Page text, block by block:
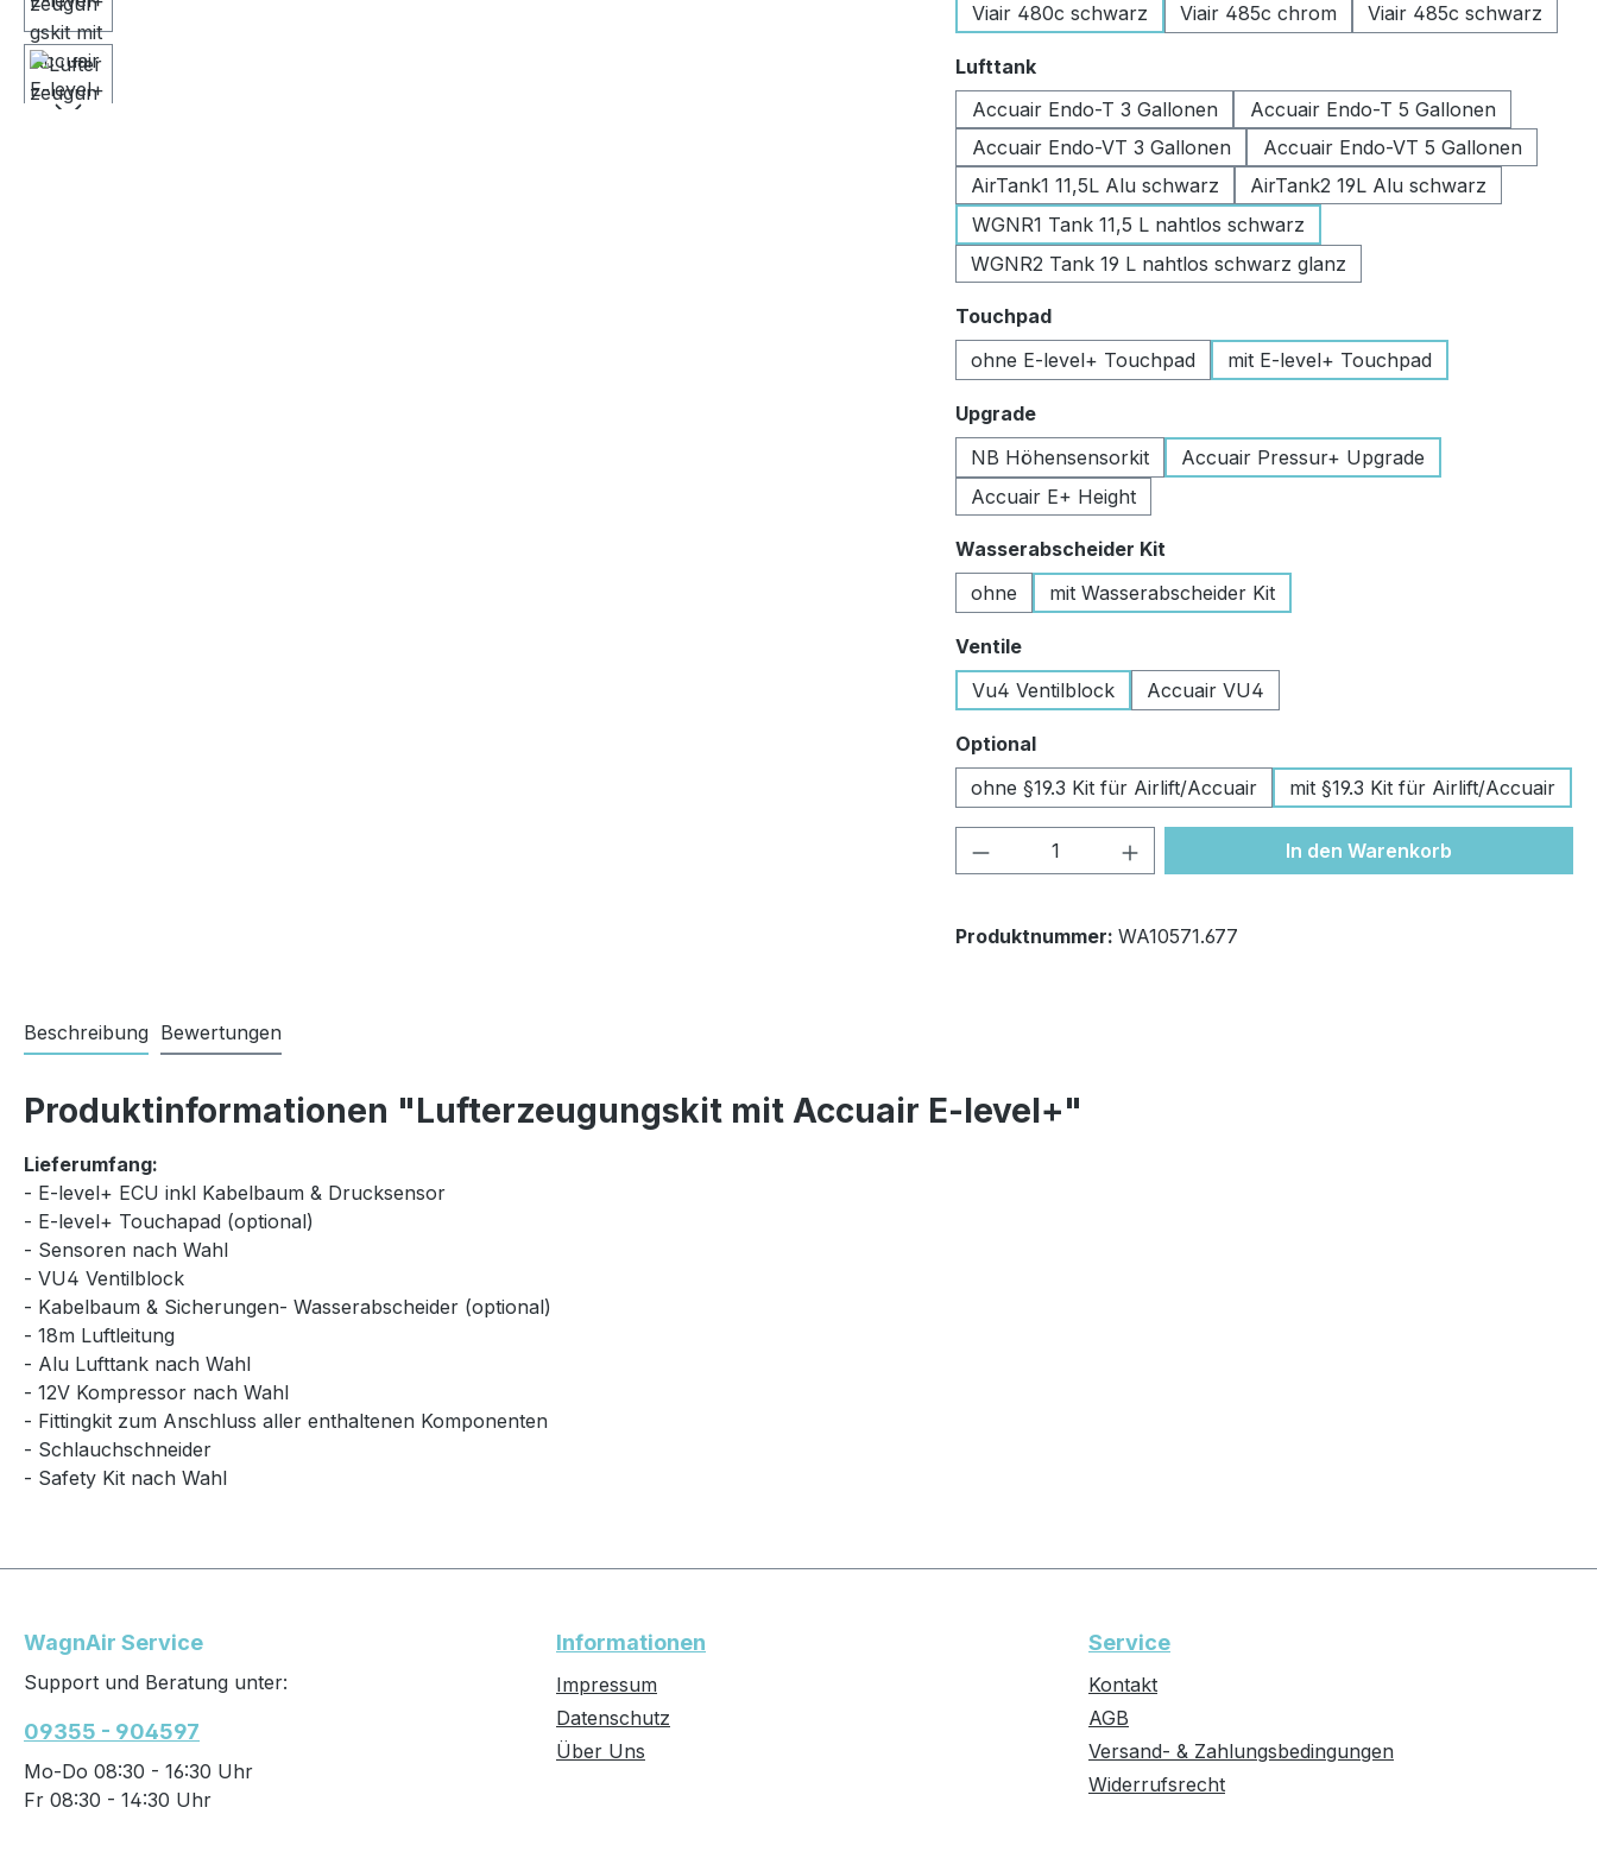
Viair 480c schwarz
Viair 485c chrom Viair 485c schwarz
Lufttankauswählen
Accuair Endo-T 3 Gallonen
Accuair Endo-T 5 Gallonen
Accuair Endo-VT 3 Gallonen
Accuair Endo-VT 5 Gallonen
AirTank1 11,5L Alu schwarz
AirTank2 19L Alu schwarz
WGNR1 Tank 11,5 L nahtlos schwarz
WGNR2 Tank 19 L nahtlos schwarz glanz
Touchpadauswählen
ohne E-level+ Touchpad
mit E-level+ Touchpad
Upgradeauswählen
NB Höhensensorkit
Accuair Pressur+ Upgrade
Accuair E+ Height
Wasserabscheider Kit
ohne
mit Wasserabscheider Kit
Ventileauswählen
Vu4 Ventilblock
Accuair VU4
Optionalauswählen
ohne §19.3 Kit für Airlift/Accuair
mit §19.3 Kit für Airlift/Accuair
Produkt Anzahl: Gib den gewünschten Wert
In den Warenkorb
Produktnummer: WA10571.677
Beschreibung Bewertungen
Produktinformationen "Lufterzeugungskit mit Accuair E-level+"
Lieferumfang:
- E-level+ ECU inkl Kabelbaum & Drucksensor
- E-level+ Touchapad (optional)
- Sensoren nach Wahl
- VU4 Ventilblock
- Kabelbaum & Sicherungen- Wasserabscheider (optional)
- 18m Luftleitung
- Alu Lufttank nach Wahl
- 12V Kompressor nach Wahl
- Fittingkit zum Anschluss aller enthaltenen Komponenten
- Schlauchschneider
- Safety Kit nach Wahl
WagnAir Service
Support und Beratung unter:
09355 - 904597
Mo-Do 08:30 - 16:30 Uhr
Fr 08:30 - 14:30 Uhr
Informationen
Impressum
Datenschutz
Über Uns
Service
Kontakt
AGB
Versand- & Zahlungsbedingungen
Widerrufsrecht